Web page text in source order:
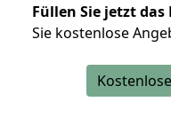
Füllen Sie jetzt
Sie kostenlose